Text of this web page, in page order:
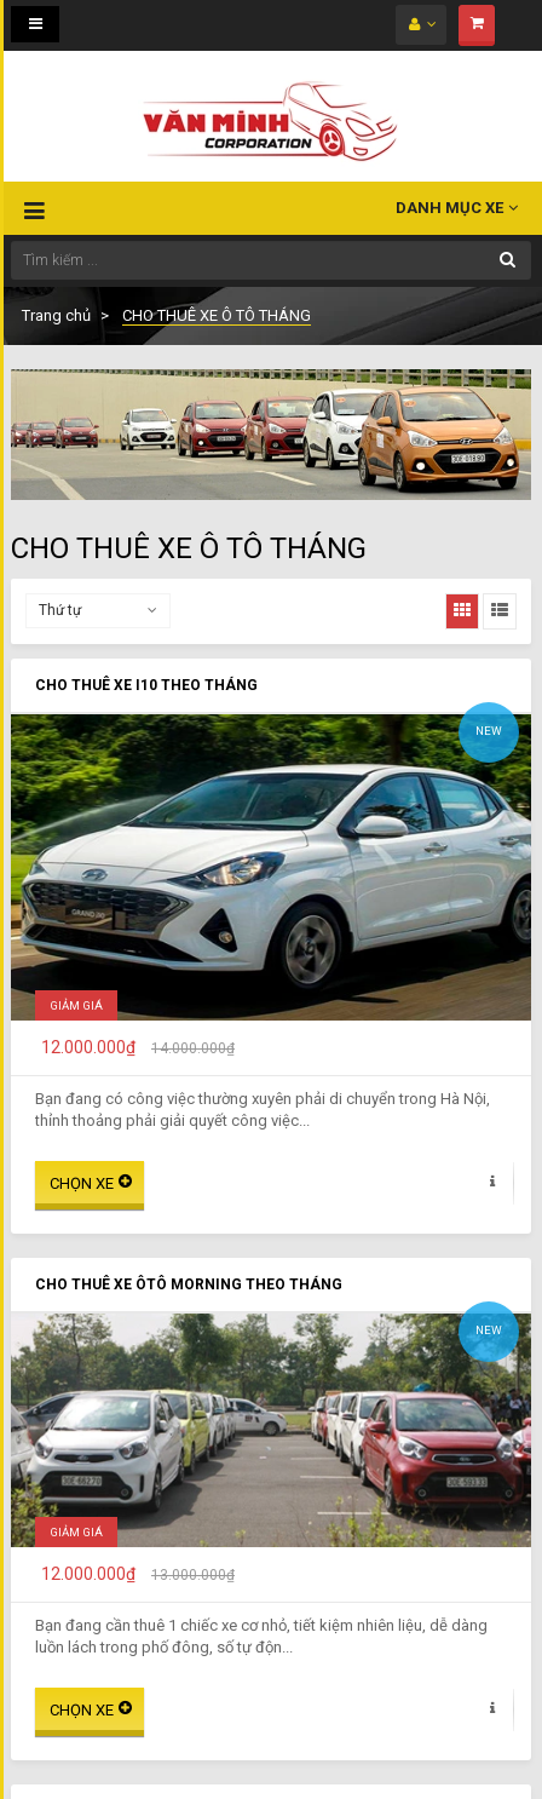
Toggle
navigation
DANH MỤC XE
Trang chủ CHO THUÊ XE Ô TÔ THÁNG
CHO THUÊ XE Ô TÔ THÁNG
Thứ tự
CHO THUÊ XE I10 THEO THÁNG
NEW
GIẢM GIÁ
12.000.000₫ 14.000.000₫
Bạn đang có công việc thường xuyên phải di chuyển trong Hà Nội,
thỉnh thoảng phải giải quyết công việc...
CHO THUÊ XE ÔTÔ MORNING THEO THÁNG
NEW
GIẢM GIÁ
12.000.000₫ 13.000.000₫
Bạn đang cần thuê 1 chiếc xe cơ nhỏ, tiết kiệm nhiên liệu, dễ dàng
luồn lách trong phố đông, số tự độn...